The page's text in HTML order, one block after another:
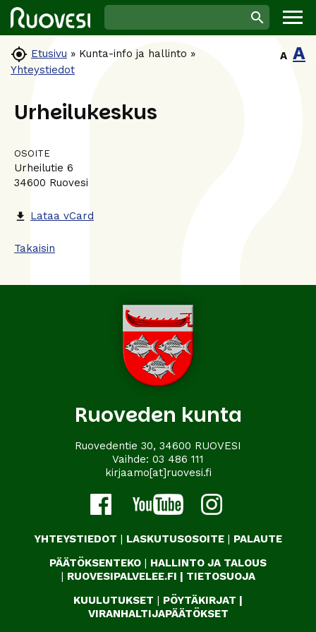
 Etusivu » Kunta-info ja hallinto »
Yhteystiedot
A A
Urheilukeskus
OSOITE
Urheilutie 6
34600 Ruovesi
file_download Lataa vCard
Takaisin
Ruoveden kunta
Ruovedentie 30, 34600 RUOVESI
Vaihde: 03 486 111
kirjaamo[at]ruovesi.fi
YHTEYSTIEDOT | LASKUTUSOSOITE | PALAUTE
PÄÄTÖKSENTEKO | HALLINTO JA TALOUS
| RUOVESIPALVELEE.FI | TIETOSUOJA
KUULUTUKSET | PÖYTÄKIRJAT |
VIRANHALTIJAPÄÄTÖKSET